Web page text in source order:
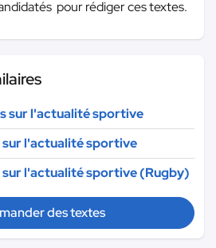
pour rédiger ces textes.
sur l'actualité sportive
l'actualité sportive
l'actualité sportive (Rugby)
des textes